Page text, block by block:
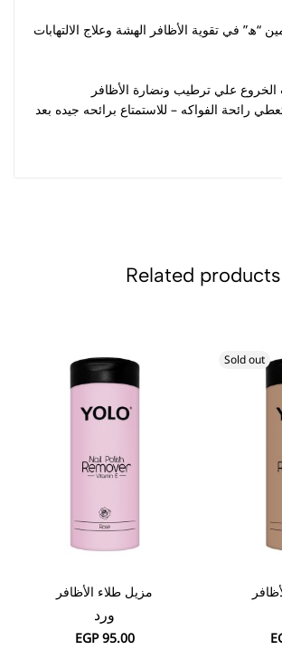
“ھ” في تقوية الأظافر الهشة وعلاج الالتهابات
الخروع علي ترطيب ونضارة الأظافر
رائحة الفواكه – للاستمتاع برائحه جيده بعد
Related products
Sold out
مزيل طلاء الأظافر
ورد
EGP95.00